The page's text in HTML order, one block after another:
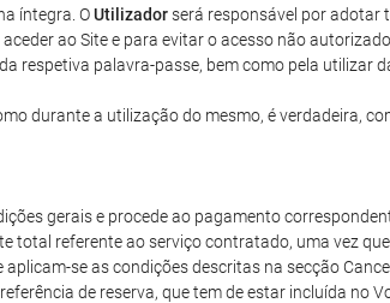
íntegra. OUtilizadorserá responsável por adotar
aceder ao Site e para evitar o acesso não
respetiva palavra-passe, bem como pela utilizar
durante a utilização do mesmo, é verdadeira,
gerais e procede ao pagamento
total referente ao serviço contratado, uma vez
se as condições descritas na secção
de reserva, que tem de estar incluída no